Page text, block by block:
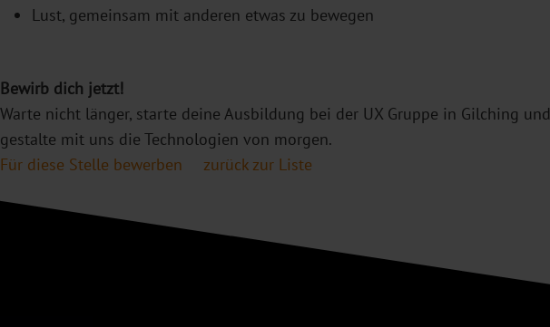
Lust, gemeinsam mit anderen etwas zu bewegen
Bewirb dich jetzt!
Warte nicht länger, starte deine Ausbildung bei der UX Gruppe in Gilching und
gestalte mit uns die Technologien von morgen.
Für diese Stelle bewerben
zurück zur Liste